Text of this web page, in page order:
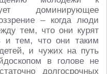
доминирующее
– когда люди
тем, что они курят
и тем, что они таким
и чужих на путь
в голове не
долгосрочных